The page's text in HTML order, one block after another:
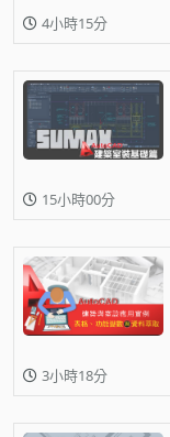
4小時15分
15小時00分
3小時18分